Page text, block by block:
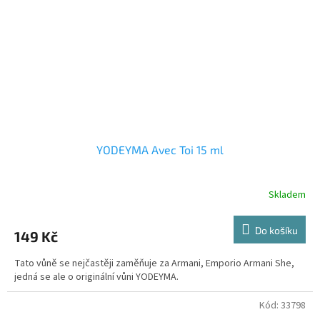
YODEYMA Avec Toi 15 ml
Skladem
149 Kč Do košíku
Tato vůně se nejčastěji zaměňuje za Armani, Emporio Armani She,
jedná se ale o originální vůni YODEYMA.
Kód: 33798